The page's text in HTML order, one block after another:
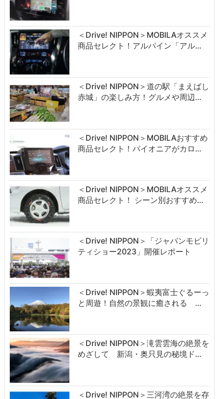
＜Drive! NIPPON＞MOBILAオススメ
商品セレクト！アルパイン「アル…
＜Drive! NIPPON＞道の駅「まえばし
赤城」の楽しみ方！グルメや周辺…
＜Drive! NIPPON＞MOBILAおすすめ
商品セレクト！パイオニアがカロ…
＜Drive! NIPPON＞MOBILAオススメ
商品セレクト！ シーン別おすすめ…
＜Drive! NIPPON＞「ジャパンモビリ
ティショー2023」開催レポート
＜Drive! NIPPON＞蝦夷富士ぐるーっ
と周遊！自然の景観に癒される …
＜Drive! NIPPON＞滝雲雲海の絶景を
めざして 新潟・奥只見の秘境ド…
＜Drive! NIPPON＞三河湾の絶景を存